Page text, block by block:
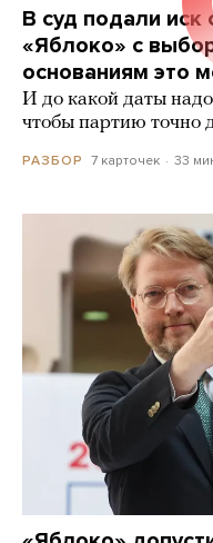
В суд подали иск
«Яблоко» с
основаниям это
И до какой даты
чтобы партию точно
РАЗБОР 7 карточек 33